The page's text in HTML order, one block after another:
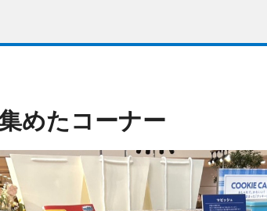
めたコーナー